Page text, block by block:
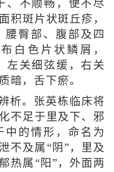
、不顺畅，便不尽
积斑片状斑丘疹，
腰臀部、腹部及四
白色片状鳞屑，
左关细弦缓，右关
暗，舌下瘀。
析。张英栋临床将
不足于里及下、邪
中的情形，命名为
不及属“阴”，里及
热属“阳”，外面两